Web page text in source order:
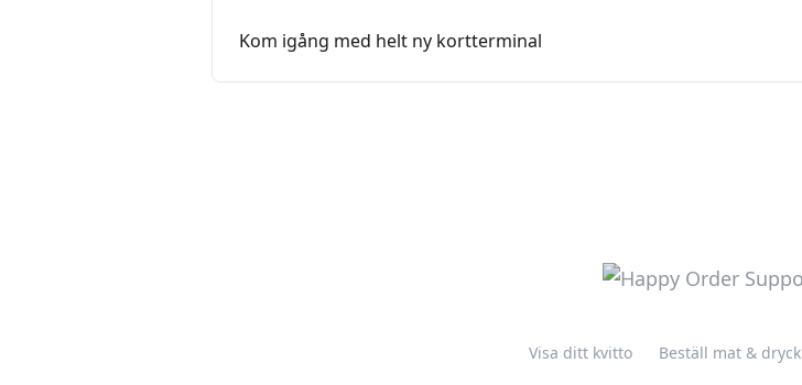
Kom igång med helt ny kortterminal
Visa ditt kvitto Beställ mat & dryck